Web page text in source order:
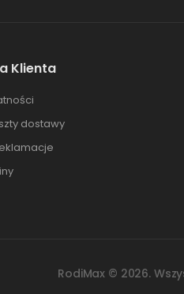
Klienta
dostawy
RodiMax © 2026.